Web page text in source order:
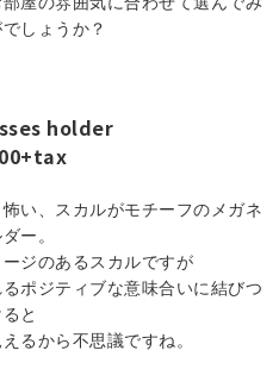
しょうか？
holder
い、スカルがモチーフのメガネ
ー。
ジのあるスカルですが
ポジティブな意味合いに結びつ
と
るから不思議ですね。